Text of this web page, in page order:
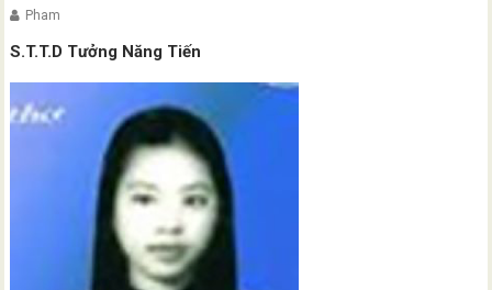
Pham
S.T.T.D Tưởng Năng Tiến